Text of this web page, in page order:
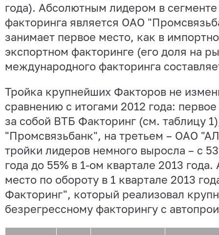
года). Абсолютным лидером в
факторинга является ОАО
занимает первое место, как в
экспортном факторинге (его доля на
международного факторинга
Тройка крупнейших Факторов не
сравнению с итогами 2012 года:
за собой ВТБ Факторинг (см. таблицу
"Промсвязьбанк", на третьем – ОАО
тройки лидеров немного выросла – с
года до 55% в 1-ом квартале 2013 года.
место по обороту в 1 квартале 2013
Факторинг", который реализовал
безрегрессному факторингу с